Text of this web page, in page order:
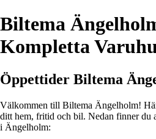
Biltema
Kompletta
Öppettider Biltema
Välkommen till Biltema Ängelholm!
ditt hem, fritid och bil. Nedan finner du
i Ängelholm: